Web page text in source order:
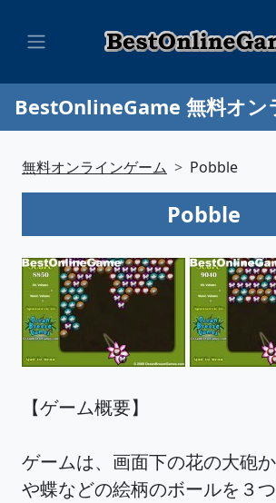
BestOnlineGame 無料オン
無料オンラインゲーム Pobble
Pobble
【ゲーム概要】
ゲームは、画面下の花の大砲
や蝶などの絵柄のボールを３